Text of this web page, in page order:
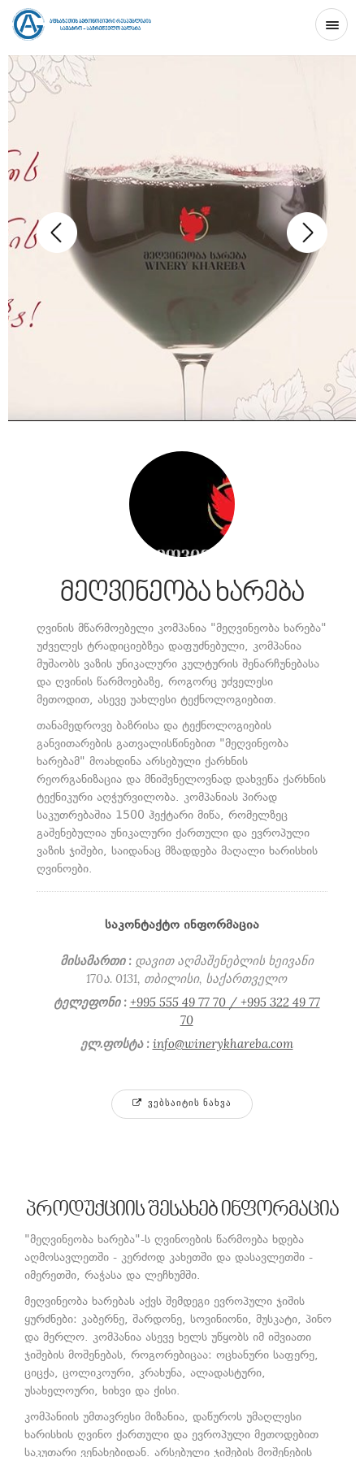
GE EN
მეღვინეობა ხარება
ღვინის მწარმოებელი კომპანია "მეღვინეობა ხარება"
უძველეს ტრადიციებზეა დაფუძნებული, კომპანია
მუშაობს ვაზის უნიკალური კულტურის შენარჩუნებასა
და ღვინის წარმოებაზე, როგორც უძველესი
მეთოდით, ასევე უახლესი ტექნოლოგიებით.
თანამედროვე ბაზრისა და ტექნოლოგიების
განვითარების გათვალისწინებით "მეღვინეობა
ხარებამ" მოახდინა არსებული ქარხნის
რეორგანიზაცია და მნიშვნელოვნად დახვეწა ქარხნის
ტექნიკური აღჭურვილობა. კომპანიას პირად
საკუთრებაშია 1500 ჰექტარი მიწა, რომელზეც
გაშენებულია უნიკალური ქართული და ევროპული
ვაზის ჯიშები, საიდანაც მზადდება მაღალი ხარისხის
ღვინოები.
ᲡᲐᲙᲝᲜᲢᲐᲥᲢᲝ ᲘᲜᲤᲝᲠᲛᲐᲪᲘᲐ
მისამართი : დავით აღმაშენებლის ხეივანი
170ა. 0131, თბილისი, საქართველო
ტელეფონი : +995 555 49 77 70 / +995 322 49 77
70
ელ.ფოსტა : info@winerykhareba.com
ᲕᲔᲑᲡᲐᲘᲢᲘᲡ ᲜᲐᲮᲕᲐ
პროდუქციის შესახებ ინფორმაცია
"მეღვინეობა ხარება"-ს ღვინოების წარმოება ხდება
აღმოსავლეთში - კერძოდ კახეთში და დასავლეთში -
იმერეთში, რაჭასა და ლეჩხუმში.
მეღვინეობა ხარებას აქვს შემდეგი ევროპული ჯიშის
ყურძნები: კაბერნე, შარდონე, სოვინიონი, მუსკატი, პინო
და მერლო. კომპანია ასევე ხელს უწყობს იმ იშვიათი
ჯიშების მოშენებას, როგორებიცაა: ოცხანური საფერე,
ციცქა, ცოლიკოური, კრახუნა, ალადასტური,
უსახელოური, ხიხვი და ქისი.
კომპანიის უმთავრესი მიზანია, დაწუროს უმაღლესი
ხარისხის ღვინო ქართული და ევროპული მეთოდებით
საკუთარი ვენახებიდან. არსებული ჯიშების მოშენების